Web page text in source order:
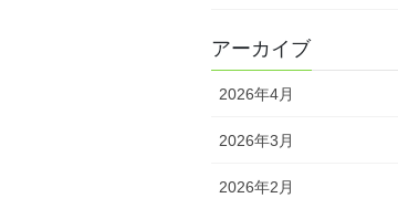
アーカイブ
2026年4月
2026年3月
2026年2月